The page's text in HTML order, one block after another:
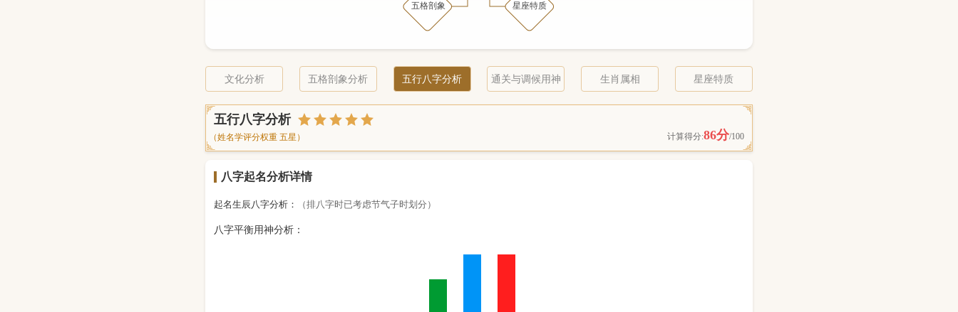
五格剖象 星座特质
文化分析 五格剖象分析 五行八字分析 通关与调候用神 生肖属相 星座特质
五行八字分析
计算得分:86分/100
（姓名学评分权重 五星）
八字起名分析详情
起名生辰八字分析： （排八字时已考虑节气子时划分）
八字平衡用神分析：